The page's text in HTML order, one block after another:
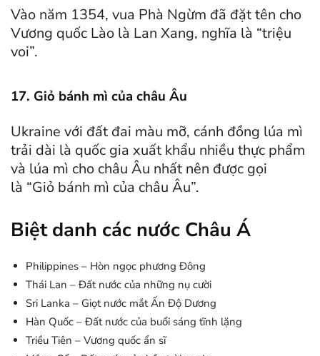
Vào năm 1354, vua Phà Ngừm đã đặt tên cho
Vương quốc Lào là Lan Xang, nghĩa là “triệu
voi”.
17. Giỏ bánh mì của châu Âu
Ukraine với đất đai màu mỡ, cánh đồng lúa mì
trải dài là quốc gia xuất khẩu nhiều thực phẩm
và lúa mì cho châu Âu nhất nên được gọi
là “Giỏ bánh mì của châu Âu”.
Biệt danh các nước Châu Á
Philippines – Hòn ngọc phương Đông
Thái Lan – Đất nước của những nụ cười
Sri Lanka – Giọt nước mắt Ấn Độ Dương
Hàn Quốc – Đất nước của buổi sáng tĩnh lặng
Triều Tiên – Vương quốc ẩn sĩ